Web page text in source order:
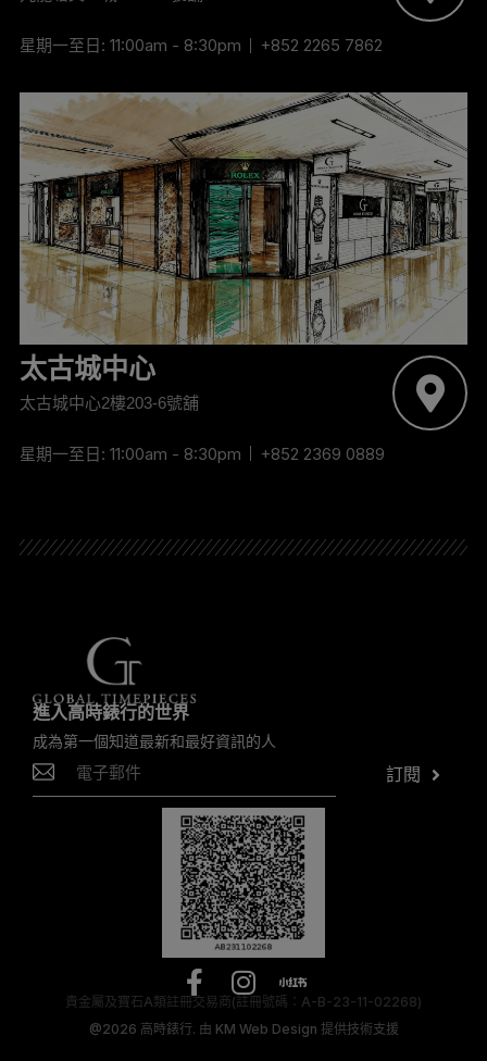
星期一至日: 11:00am - 8:30pm +852 2265 7862
太古城中心
太古城中心2樓203-6號舖
星期一至日: 11:00am - 8:30pm +852 2369 0889
進入高時錶行的世界
成為第一個知道最新和最好資訊的人
訂閱
貴金屬及寶石A類註冊交易商(註冊號碼：A-B-23-11-02268)
@2026 高時錶行. 由 KM Web Design 提供技術支援